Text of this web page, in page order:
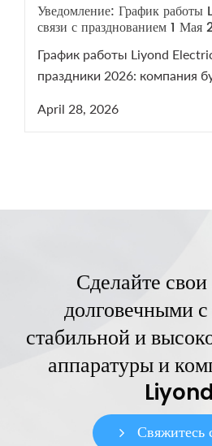
Уведомление: График
связи с празднованием 1 Мая
График работы Liyond
праздники 2026: компания
праздников наши
April 28, 2026
Сделайте
долговечными
стабильной и
аппаратуры и
Свяжитесь